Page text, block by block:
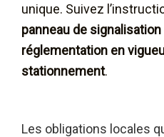
unique. Suivez
panneau de signalisation
réglementation en
stationnement.
Les obligations locales